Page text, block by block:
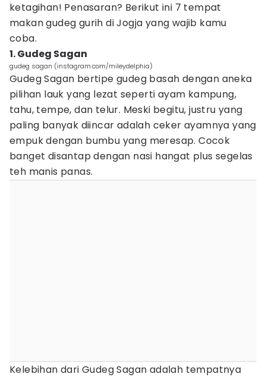
ketagihan! Penasaran? Berikut ini 7 tempat
makan gudeg gurih di Jogja yang wajib kamu
coba.
1. Gudeg Sagan
gudeg sagan (instagram.com/mileydelphia)
Gudeg Sagan bertipe gudeg basah dengan aneka
pilihan lauk yang lezat seperti ayam kampung,
tahu, tempe, dan telur. Meski begitu, justru yang
paling banyak diincar adalah ceker ayamnya yang
empuk dengan bumbu yang meresap. Cocok
banget disantap dengan nasi hangat plus segelas
teh manis panas.
Kelebihan dari Gudeg Sagan adalah tempatnya